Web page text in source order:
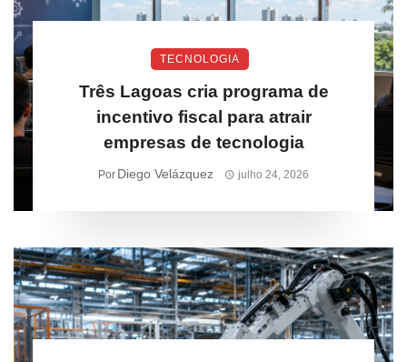
TECNOLOGIA
Três Lagoas cria programa de
incentivo fiscal para atrair
empresas de tecnologia
Por Diego Velázquez julho 24, 2026